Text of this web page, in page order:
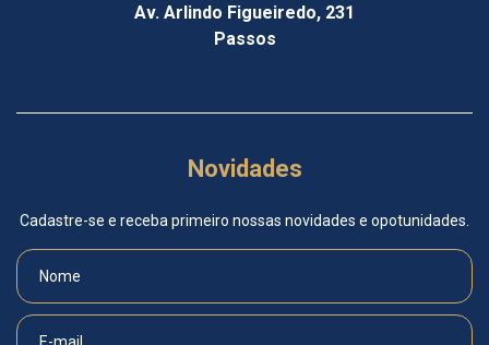
Av. Arlindo Figueiredo, 231
Passos
Novidades
Cadastre-se e receba primeiro nossas novidades e opotunidades.